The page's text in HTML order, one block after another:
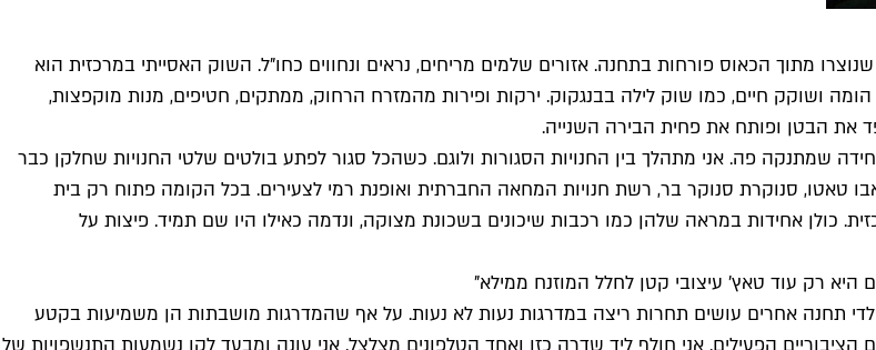
מתוך הכאוס פורחות בתחנה. אזורים שלמים מריחים, נראים ונחווים כחו"ל. השוק האסייתי במרכזית הוא
והכיפיות בעיר. כשנכנסתי בשעה 22:00 הוא עוד היה הומה ושוקק חיים, כמו שוק לילה בבנגקוק. ירקות ופירות מהמזרח הרחוק, ממתקים, חטיפים, מנות מוקפצות,
את הבטן ופותח את פחית הבירה השנייה.
שמתנקה פה. אני מתהלך בין החנויות הסגורות ולוגם. כשהכל סגור לפתע בולטים שלטי החנויות שחלקן כבר
טאטו, סנוקרת סנוקר בר, רשת חנויות המחאה החברתית ואופנת רמי לצעירים. בכל הקומה פתוח רק בית
כולן אחידות במראה שלהן כמו רכבות שיכונים בשכונת מצוקה, ונדמה כאילו היו שם תמיד. פיצות על
רק עוד טאץ' עיצובי קטן לחלל המוזנח ממילא"
תחנה אחרים עושים תחרות ריצה במדרגות נעות לא נעות. על אף שהמדרגות מושבתות הן משמיעות בקטע